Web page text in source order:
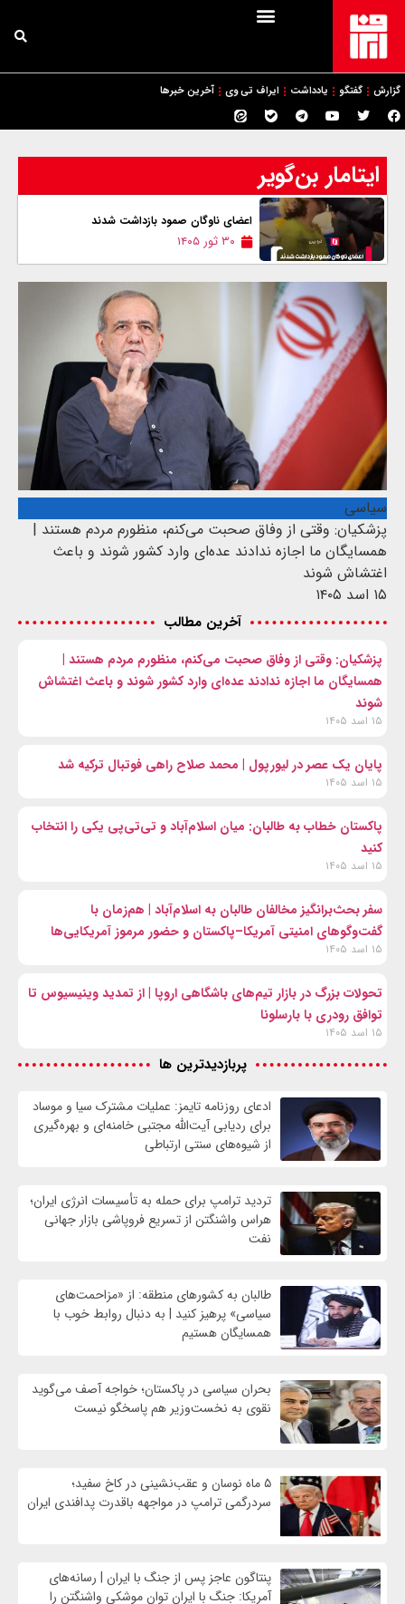
گزارش گفتگو یادداشت ایراف تی وی آخرین خبرها
ایتامار بن‌گویر
اعضای ناوگان صمود بازداشت شدند
۳۰ ثور ۱۴۰۵
سیاسی
پزشکیان: وقتی از وفاق صحبت می‌کنم، منظورم مردم هستند |
همسایگان ما اجازه ندادند عده‌ای وارد کشور شوند و باعث
اغتشاش شوند
۱۵ اسد ۱۴۰۵
آخرین مطالب
پزشکیان: وقتی از وفاق صحبت می‌کنم، منظورم مردم هستند |
همسایگان ما اجازه ندادند عده‌ای وارد کشور شوند و باعث اغتشاش
شوند
۱۵ اسد ۱۴۰۵
پایان یک عصر در لیورپول | محمد صلاح راهی فوتبال ترکیه شد
۱۵ اسد ۱۴۰۵
پاکستان خطاب به طالبان: میان اسلام‌آباد و تی‌تی‌پی یکی را انتخاب
کنید
۱۵ اسد ۱۴۰۵
سفر بحث‌برانگیز مخالفان طالبان به اسلام‌آباد | هم‌زمان با
گفت‌وگوهای امنیتی آمریکا–پاکستان و حضور مرموز آمریکایی‌ها
۱۵ اسد ۱۴۰۵
تحولات بزرگ در بازار تیم‌های باشگاهی اروپا | از تمدید وینیسیوس تا
توافق رودری با بارسلونا
۱۵ اسد ۱۴۰۵
پربازدیدترین ها
ادعای روزنامه تایمز: عملیات مشترک سیا و موساد
برای ردیابی آیت‌الله مجتبی خامنه‌ای و بهره‌گیری
از شیوه‌های سنتی ارتباطی
تردید ترامپ برای حمله به تأسیسات انرژی ایران؛
هراس واشنگتن از تسریع فروپاشی بازار جهانی
نفت
طالبان به کشورهای منطقه: از «مزاحمت‌های
سیاسی» پرهیز کنید | به دنبال روابط خوب با
همسایگان هستیم
بحران سیاسی در پاکستان؛ خواجه آصف می‌گوید
نقوی به نخست‌وزیر هم پاسخگو نیست
۵ ماه نوسان و عقب‌نشینی در کاخ سفید؛
سردرگمی ترامپ در مواجهه باقدرت پدافندی ایران
پنتاگون عاجز پس از جنگ با ایران | رسانه‌های
آمریکا: جنگ با ایران توان موشکی واشنگتن را